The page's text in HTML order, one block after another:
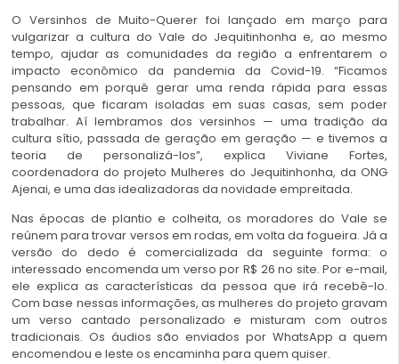
O Versinhos de Muito-Querer foi lançado em março para
vulgarizar a cultura do Vale do Jequitinhonha e, ao mesmo
tempo, ajudar as comunidades da região a enfrentarem o
impacto econômico da pandemia da Covid-19. “Ficamos
pensando em porquê gerar uma renda rápida para essas
pessoas, que ficaram isoladas em suas casas, sem poder
trabalhar. Aí lembramos dos versinhos — uma tradição da
cultura sítio, passada de geração em geração — e tivemos a
teoria de personalizá-los”, explica Viviane Fortes,
coordenadora do projeto Mulheres do Jequitinhonha, da ONG
Ajenai, e uma das idealizadoras da novidade empreitada.
Nas épocas de plantio e colheita, os moradores do Vale se
reúnem para trovar versos em rodas, em volta da fogueira. Já a
versão do dedo é comercializada da seguinte forma: o
interessado encomenda um verso por R$ 26 no site. Por e-mail,
ele explica as características da pessoa que irá recebê-lo.
Com base nessas informações, as mulheres do projeto gravam
um verso cantado personalizado e misturam com outros
tradicionais. Os áudios são enviados por WhatsApp a quem
encomendou e leste os encaminha para quem quiser.